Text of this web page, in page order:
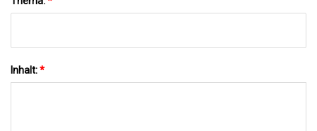
Inhalt:*